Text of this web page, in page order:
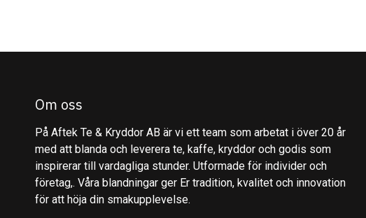
Om oss
På Aftek Te & Kryddor AB är vi ett team som arbetat i över 20 år
med att blanda och leverera te, kaffe, kryddor och godis som
inspirerar till vardagliga stunder. Utformade för individer och
företag,. Våra blandningar ger Er tradition, kvalitet och innovation
för att höja din smakupplevelse.